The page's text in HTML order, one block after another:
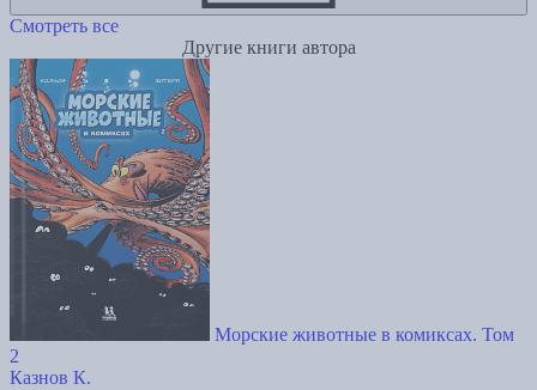
Смотреть все
Другие книги автора
Морские животные в комиксах. Том
2
Казнов К.